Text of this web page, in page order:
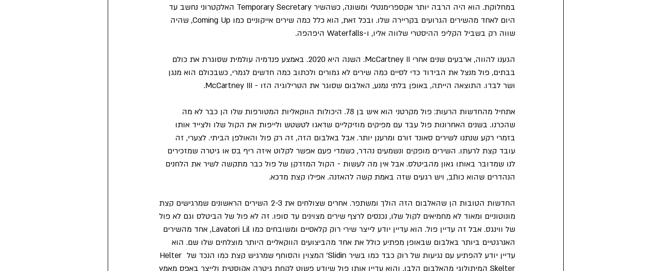
במחלוקת. הוא היה הרבה יותר אקספרימנטלי ומשונה, כשהשיר Temporary Secretary האלקטרוני נחשב עד
היום לאחד מהשירים הגרועים בקריירה שלו. ובכל זאת, הוא כלל כמה שירים אייקוניים כמו Coming Up, שהיה
שווה רק בשביל הקליפ ההיסטרי שלווה אליו, ו-Waterfalls היפהפה.
הגענו להווה, ארבעים שנים אחרי McCartney II. השנה היא 2020. באמצע פנדמיה עולמית שסוגרת את כולם
בבתים, פול מנצל את הבידוד כדי לסיים כמה שירים לא גמורים ולכתוב כמה חדשים לגמרי, כשבכולם הוא מנגן
ושר לבדו. התוצאה הייתה, באופן בלתי נמנע, האלבום שסוגר את הטרילוגיה הזו - McCartney III.
אתחיל מהחדשות הרעות: פול מקרטני הוא איש בן 78. היכולות הווקאליות המטורפות שלו הן כבר לא מה
שהכרנו. בשנים האחרונות פול עבד עם מפיקים מוזיקליים שדאגו לטשטש ולייפות את הקול שלו ולצייד אותו
בזמרי רקע שנתנו לשירים סאונד זורם ומרענן יותר. אבל באלבום הזה, זה רק פול והאולפן הביתי. לצערי, זה
עובד קצת לרעתו. השירים מופקים ונשמעים נהדר, כשמדי פעם אפשר לקלוט איזה ריף בס או גיטרה שמזכירים
לנו שמדובר באותו גאון מהביטלס. אבל אין מה לעשות - הקול המזדקן של פול כבר מתקשה לשיר את הלחנים
הנהדרים שהוא כותב, ויש רגעים שזה באמת קשה להאזנה. אפילו קצת מדכא.
החדשות הטובות הן שהאלבום הזה הולך ומשתפר. אחרים שצולחים את 2-3 השירים הראשונים שמרגישים קצת
מונוטוניים ומאוד לא מחמיאים לקול שלו, נכנסים לרצף שירים מצוינים עד סופו. זה לא פול של הביטלס וגם לא פול
של ווינגס. אבל זה עדיין פול. הוא עדיין יודע לייצר שירי רוק קלאסיים ומשובחים כמו Lavatori Lil, אחד מהשירים
האנרגטיים ביותר באלבום שבאופן מפתיע כולל את אחד מהביצועים הווקאליים היותר מוצלחים שלו שם. הוא
עדיין יודע להפתיע עם נגיעות של רוק כבד כמו בשיר Slidin' המצוין והסוחף שמרגיש קצת כמו הנכד של Helter
Skelter המיתולוגי מהאלבום הלבן. והוא עדיין אותו פול שיודע פשוט לקחת גיטרה אקוסטית ולייצר באפס מאמץ